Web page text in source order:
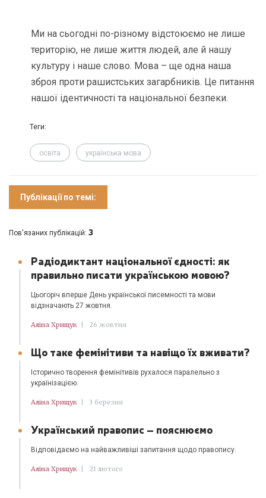
Ми на сьогодні по-різному відстоюємо не лише
територію, не лише життя людей, але й нашу
культуру і наше слово. Мова – ще одна наша
зброя проти рашистських загарбників. Це питання
нашої ідентичності та національної безпеки.
Теги:
освіта українська мова
Публікації по темі:
Пов'язаних публікацій: 3
Радіодиктант національної єдності: як
правильно писати українською мовою?
Цьогоріч вперше День української писемності та мови
відзначають 27 жовтня.
Аліна Хрищук | 26 жовтня
Що таке фемінітиви та навіщо їх вживати?
Історично творення фемінітивів рухалося паралельно з
українізацією.
Аліна Хрищук | 3 березня
Український правопис – пояснюємо
Відповідаємо на найважливіші запитання щодо правопису.
Аліна Хрищук | 21 лютого